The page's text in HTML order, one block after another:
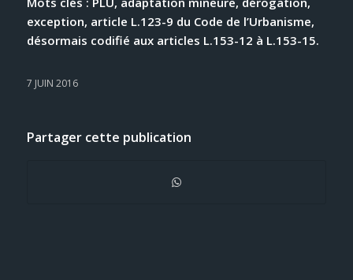
exception, article L.123-9 du Code de l’Urbanisme,
désormais codifié aux articles L.153-12 à L.153-15.
7 JUIN 2016
Partager cette publication